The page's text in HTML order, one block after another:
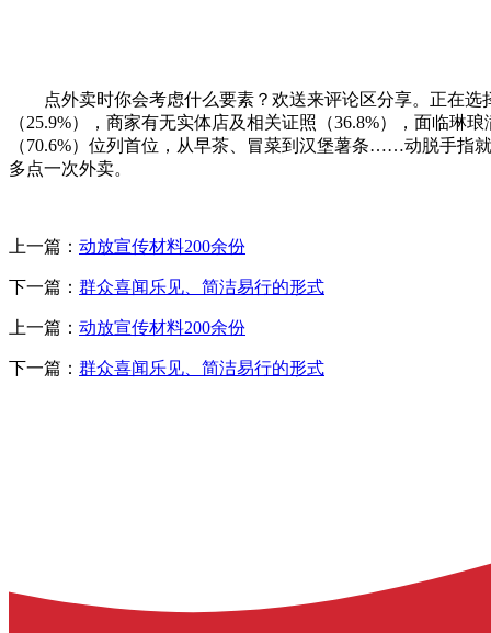
点外卖时你会考虑什么要素？欢送来评论区分享。正在选
（25.9%），商家有无实体店及相关证照（36.8%），面临琳
（70.6%）位列首位，从早茶、冒菜到汉堡薯条……动脱手指
多点一次外卖。
上一篇： 动放宣传材料200余份
下一篇： 群众喜闻乐见、简洁易行的形式
上一篇： 动放宣传材料200余份
下一篇： 群众喜闻乐见、简洁易行的形式